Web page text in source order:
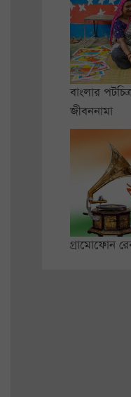
বাংলার
জীবননামা
গ্রামোফোন